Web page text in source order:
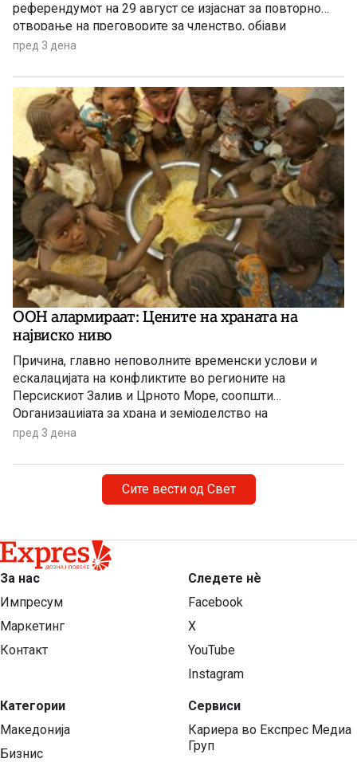
референдумот на 29 август се изјаснат за повторно
отворање на преговорите за членство, објави
„Политико“, повикувајќи се на европски претставници
пред 3 дена
ООН алармираат: Цените на храната на
највиско ниво
Причина, главно неповолните временски услови и
ескалацијата на конфликтите во регионите на
Персискиот Залив и Црното Море, соопшти
Организацијата за храна и земјоделство на
Обединетите нации (ФАО).
пред 3 дена
Сите вести од Свет
За нас
Импресум
Маркетинг
Контакт
Категории
Македонија
Бизнис
Следете нѐ
Facebook
X
YouTube
Instagram
Сервиси
Кариера во Експрес Медиа
Груп